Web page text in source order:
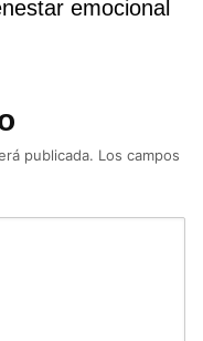
emocional
publicada. Los campos